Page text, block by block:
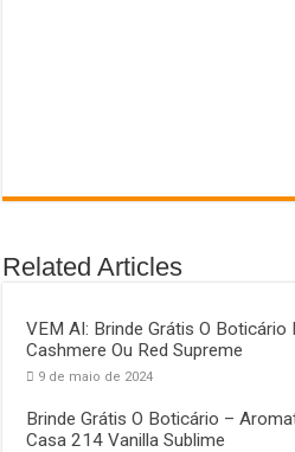
Related Articles
VEM AI: Brinde Grátis O
Cashmere Ou Red Supreme
9 de maio de 2024
Brinde Grátis O Boticário –
Casa 214 Vanilla Sublime